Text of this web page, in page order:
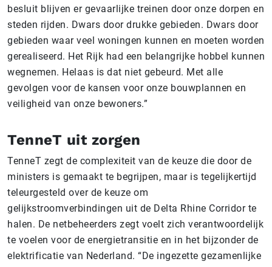
besluit blijven er gevaarlijke treinen door onze dorpen en
steden rijden. Dwars door drukke gebieden. Dwars door
gebieden waar veel woningen kunnen en moeten worden
gerealiseerd. Het Rijk had een belangrijke hobbel kunnen
wegnemen. Helaas is dat niet gebeurd. Met alle
gevolgen voor de kansen voor onze bouwplannen en
veiligheid van onze bewoners.”
TenneT uit zorgen
TenneT zegt de complexiteit van de keuze die door de
ministers is gemaakt te begrijpen, maar is tegelijkertijd
teleurgesteld over de keuze om
gelijkstroomverbindingen uit de Delta Rhine Corridor te
halen. De netbeheerders zegt voelt zich verantwoordelijk
te voelen voor de energietransitie en in het bijzonder de
elektrificatie van Nederland. “De ingezette gezamenlijke